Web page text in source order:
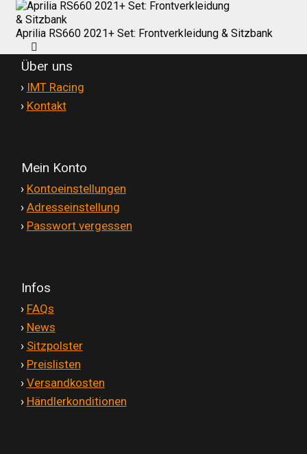
Aprilia RS660 2021+ Set: Frontverkleidung & Sitzbank
Über uns
› IMT Racing
› Kontakt
Mein Konto
› Kontoeinstellungen
› Adresseinstellung
› Passwort vergessen
Infos
› FAQs
› News
› Sitzpolster
› Preislisten
› Versandkosten
› Händlerkonditionen